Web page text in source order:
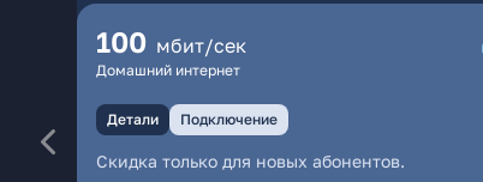
100 мбит/сек
Домашний интернет
Детали Подключение
Скидка только для новых абонентов.